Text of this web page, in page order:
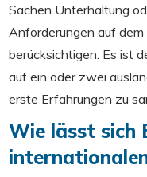
Sachen Unterhaltung
Anforderungen auf
berücksichtigen. Es ist
auf ein oder zwei
erste Erfahrungen zu
Wie lässt sich